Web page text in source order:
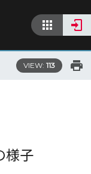
VIEW: 113
様子